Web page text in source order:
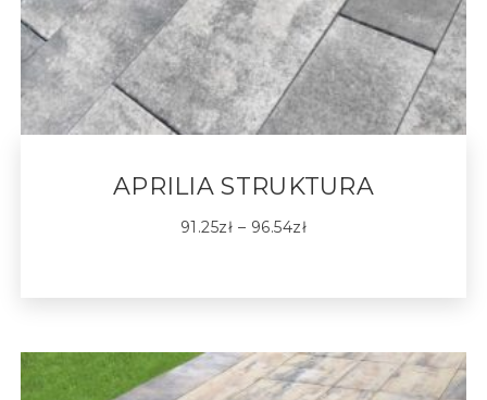
APRILIA STRUKTURA
91.25zł – 96.54zł